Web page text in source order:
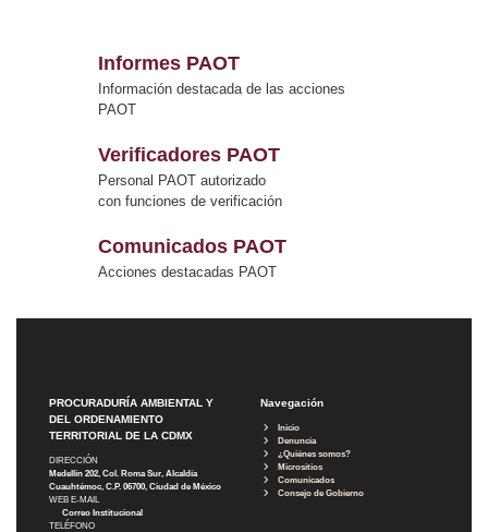
Informes PAOT
Información destacada de las acciones
PAOT
Verificadores PAOT
Personal PAOT autorizado
con funciones de verificación
Comunicados PAOT
Acciones destacadas PAOT
PROCURADURÍA AMBIENTAL Y
DEL ORDENAMIENTO
TERRITORIAL DE LA CDMX
DIRECCIÓN
Medellín 202, Col. Roma Sur, Alcaldía
Cuauhtémoc, C.P. 06700, Ciudad de México
WEB E-MAIL
Correo Institucional
TELÉFONO
Navegación
Inicio
Denuncia
¿Quiénes somos?
Micrositios
Comunicados
Consejo de Gobierno